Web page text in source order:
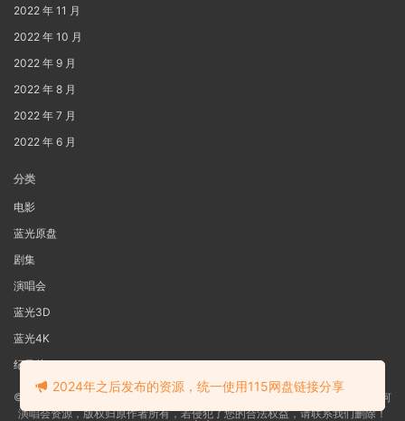
2022 年 11 月
2022 年 10 月
2022 年 9 月
2022 年 8 月
2022 年 7 月
2022 年 6 月
分类
电影
蓝光原盘
剧集
演唱会
蓝光3D
蓝光4K
纪录片
©2022 蓝光电影网本站资源来源于网络用户网盘投稿，本站服务器不储存任何
演唱会资源，版权归原作者所有，若侵犯了您的合法权益，请联系我们删除！
2024年之后发布的资源，统一使用115网盘链接分享